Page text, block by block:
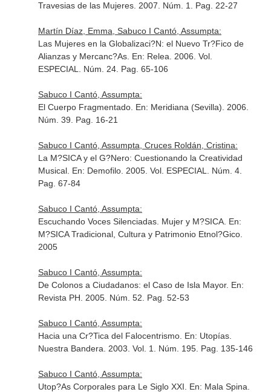
Travesias de las Mujeres. 2007. Núm. 1. Pag. 22-27
Martín Díaz, Emma, Sabuco I Cantó, Assumpta:
Las Mujeres en la Globalizaci?N: el Nuevo Tr?Fico de
Alianzas y Mercanc?As. En: Relea . 2006. Vol.
ESPECIAL. Núm. 24. Pag. 65-106
Sabuco I Cantó, Assumpta:
El Cuerpo Fragmentado. En: Meridiana (Sevilla) . 2006.
Núm. 39. Pag. 16-21
Sabuco I Cantó, Assumpta, Cruces Roldán, Cristina:
La M?SICA y el G?Nero: Cuestionando la Creatividad
Musical. En: Demofilo. 2005. Vol. ESPECIAL. Núm. 4.
Pag. 67-84
Sabuco I Cantó, Assumpta:
Escuchando Voces Silenciadas. Mujer y M?SICA. En:
M?SICA Tradicional, Cultura y Patrimonio Etnol?Gico.
2005
Sabuco I Cantó, Assumpta:
De Colonos a Ciudadanos: el Caso de Isla Mayor. En:
Revista PH . 2005. Núm. 52. Pag. 52-53
Sabuco I Cantó, Assumpta:
Hacia una Cr?Tica del Falocentrismo. En: Utopías.
Nuestra Bandera . 2003. Vol. 1. Núm. 195. Pag. 135-146
Sabuco I Cantó, Assumpta:
Utop?As Corporales para Le Siglo XXI. En: Mala Spina